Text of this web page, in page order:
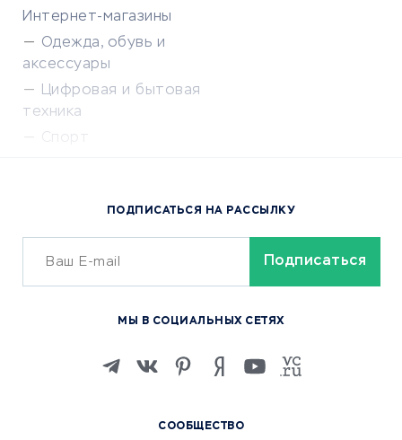
Интернет-магазины
Одежда, обувь и
аксессуары
Цифровая и бытовая
техника
Спорт
Сервисы доставки
ОБУЧЕНИЕ И РАБОТА
Изучение иностранных
Маркетинг и продажи
СООБЩЕСТВО
ПОДПИСАТЬСЯ НА РАССЫЛКУ
МЫ В СОЦИАЛЬНЫХ СЕТЯХ